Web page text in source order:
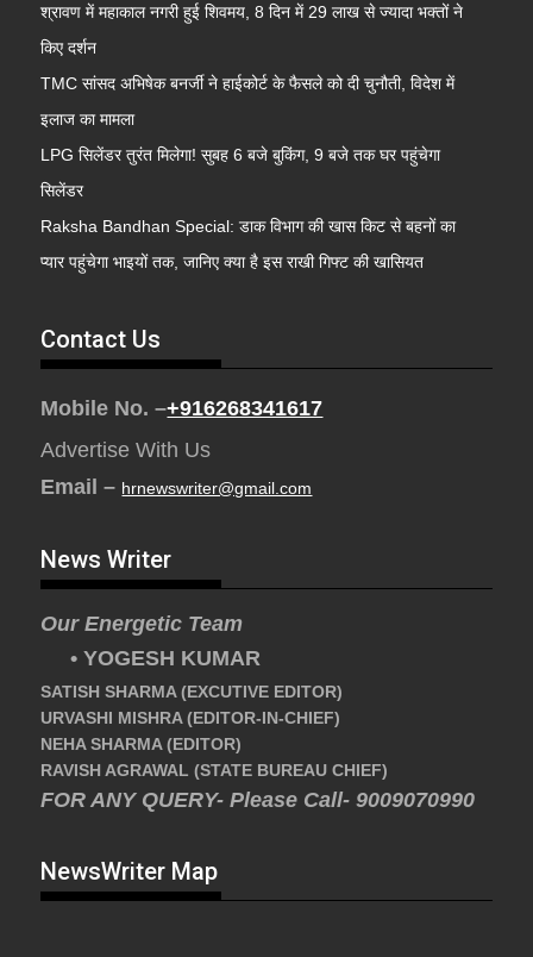
श्रावण में महाकाल नगरी हुई शिवमय, 8 दिन में 29 लाख से ज्यादा भक्तों ने
किए दर्शन
TMC सांसद अभिषेक बनर्जी ने हाईकोर्ट के फैसले को दी चुनौती, विदेश में
इलाज का मामला
LPG सिलेंडर तुरंत मिलेगा! सुबह 6 बजे बुकिंग, 9 बजे तक घर पहुंचेगा
सिलेंडर
Raksha Bandhan Special: डाक विभाग की खास किट से बहनों का
प्यार पहुंचेगा भाइयों तक, जानिए क्या है इस राखी गिफ्ट की खासियत
Contact Us
Mobile No. –+916268341617
Advertise With Us
Email – hrnewswriter@gmail.com
News Writer
Our Energetic Team
• YOGESH KUMAR
SATISH SHARMA (EXCUTIVE EDITOR)
URVASHI MISHRA (EDITOR-IN-CHIEF)
NEHA SHARMA (EDITOR)
RAVISH AGRAWAL (STATE BUREAU CHIEF)
FOR ANY QUERY- Please Call- 9009070990
NewsWriter Map